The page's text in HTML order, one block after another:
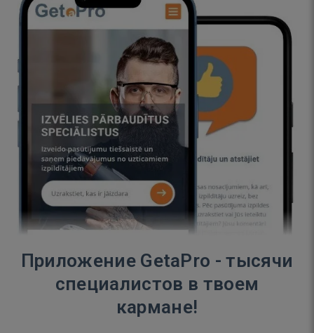
Приложение GetaPro - тысячи
специалистов в твоем
кармане!